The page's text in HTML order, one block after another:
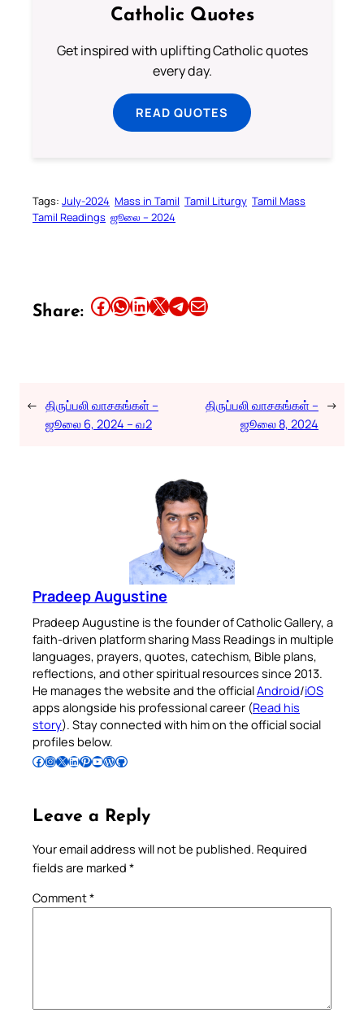
Catholic Quotes
Get inspired with uplifting Catholic quotes
every day.
READ QUOTES
Tags: July-2024 Mass in Tamil Tamil Liturgy Tamil Mass
Tamil Readings ஜூலை – 2024
Share: Share this article on Facebook Share this article on WhatsApp Share this article on LinkedIn Share this article on X Share this article on TelegramEmail this Article
← திருப்பலி வாசகங்கள் –
ஜூலை 6, 2024 – வ2
திருப்பலி வாசகங்கள் –
ஜூலை 8, 2024
→
Pradeep Augustine
Pradeep Augustine is the founder of Catholic Gallery, a
faith-driven platform sharing Mass Readings in multiple
languages, prayers, quotes, catechism, Bible plans,
reflections, and other spiritual resources since 2013.
He manages the website and the officialAndroid/iOS
apps alongside his professional career (Read his
story). Stay connected with him on the official social
profiles below.
Follow Pradeep on Facebook Follow Pradeep on InstagramFollow Pradeep on X Follow Pradeep on LinkedIn Follow Pradeep on Pinterest Subscribe to Pradeep’s Youtube Channel Follow Pradeep on WordPress Follow Pradeep on GitHub
Leave a Reply
Your email address will not be published. Required
fields are marked *
Comment*